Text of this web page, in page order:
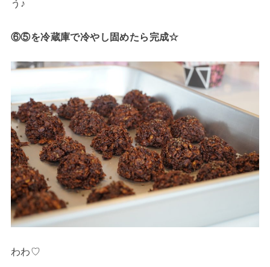
う♪
⑥⑤を冷蔵庫で冷やし固めたら完成☆
わわ♡